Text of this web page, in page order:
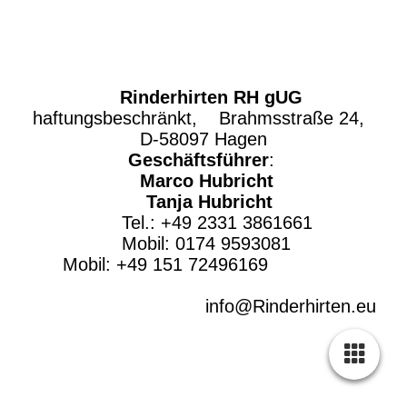
Rinderhirten RH gUG
haftungsbeschränkt, Brahmsstraße 24,
D-58097 Hagen
Geschäftsführer:
Marco Hubricht
Tanja Hubricht
Tel.: +49 2331 3861661
Mobil: 0174 9593081
Mobil: +49 151 72496169
info@Rinderhirten.eu